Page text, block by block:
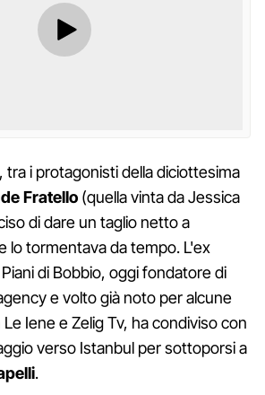
, tra i protagonisti della diciottesima
Fratello (quella vinta da Jessica
di dare un taglio netto a
lo tormentava da tempo. L'ex
di Bobbio, oggi fondatore di
e volto già noto per alcune
Iene e Zelig Tv, ha condiviso con
verso Istanbul per sottoporsi a
.